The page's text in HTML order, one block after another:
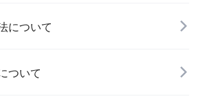
について
ついて